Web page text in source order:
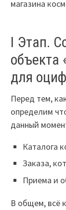
магазина
I Этап.
объекта
для
Перед тем,
определим
данный
Каталога
Заказа,
Приема и
В общем, всё